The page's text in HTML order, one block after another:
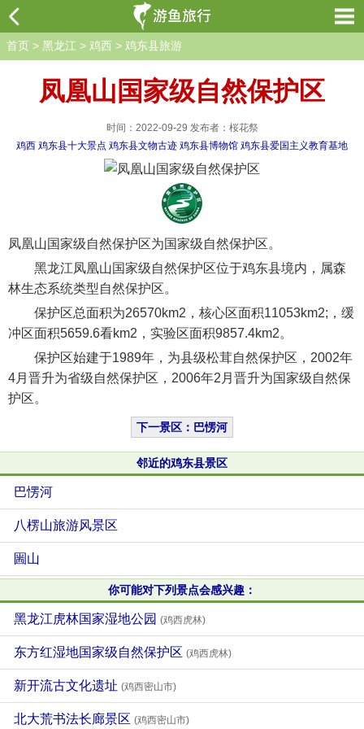
首页 > 黑龙江 > 鸡西 > 鸡东县旅游
凤凰山国家级自然保护区
时间：2022-09-29 发布者：桜花祭
鸡西 鸡东县十大景点 鸡东县文物古迹 鸡东县博物馆 鸡东县爱国主义教育基地
凤凰山国家级自然保护区为国家级自然保护区。
黑龙江凤凰山国家级自然保护区位于鸡东县境内，属森
林生态系统类型自然保护区。
保护区总面积为26570km2，核心区面积11053km2;，缓
冲区面积5659.6看km2，实验区面积9857.4km2。
保护区始建于1989年，为县级松茸自然保护区，2002年
4月晋升为省级自然保护区，2006年2月晋升为国家级自然保
护区。
下一景区：巴愣河
邻近的鸡东县景区
巴愣河
八楞山旅游风景区
圌山
你可能对下列景点会感兴趣：
黑龙江虎林国家湿地公园 (鸡西虎林)
东方红湿地国家级自然保护区 (鸡西虎林)
新开流古文化遗址 (鸡西密山市)
北大荒书法长廊景区 (鸡西密山市)